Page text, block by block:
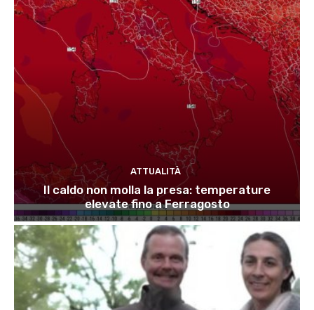
ATTUALITÀ
Il caldo non molla la presa: temperature
elevate fino a Ferragosto